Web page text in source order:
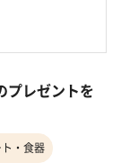
プレゼントを
・食器